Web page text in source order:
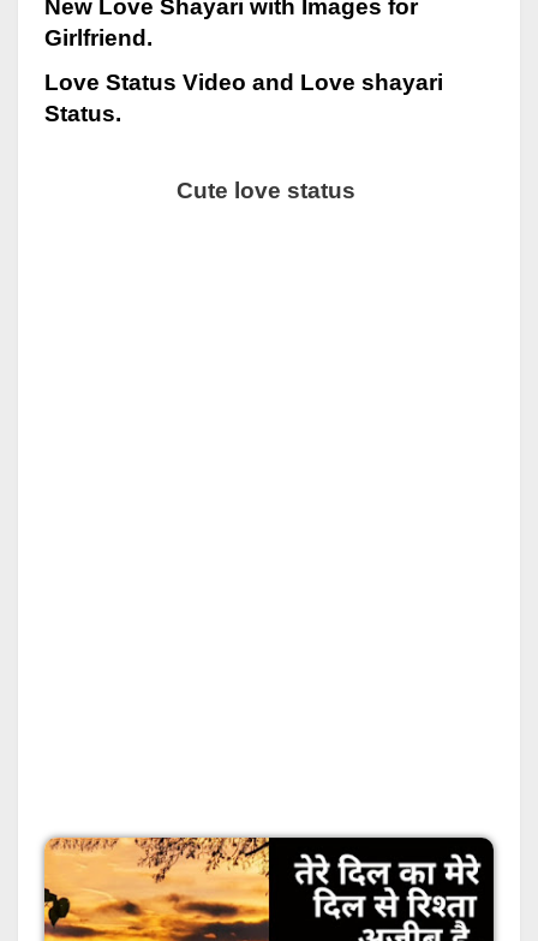
New Love Shayari with Images for
Girlfriend.
Love Status Video and Love shayari
Status.
Cute love status